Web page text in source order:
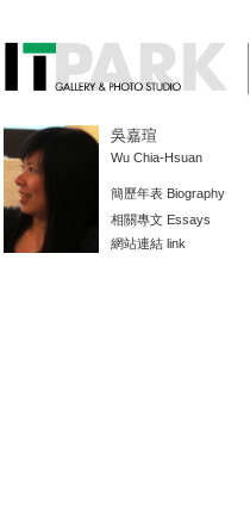
吳嘉瑄
Wu Chia-Hsuan
簡歷年表 Biography
相關專文 Essays
網站連結 link